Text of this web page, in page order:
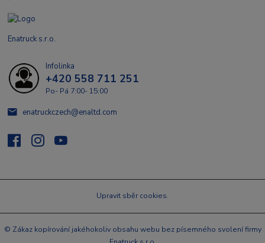
Enatruck s.r.o.
Infolinka
+420 558 711 251
Po- Pá 7:00- 15:00
enatruckczech@enaltd.com
Upravit sběr cookies.
© Zákaz kopírování jakéhokoliv obsahu webu bez písemného svolení firmy